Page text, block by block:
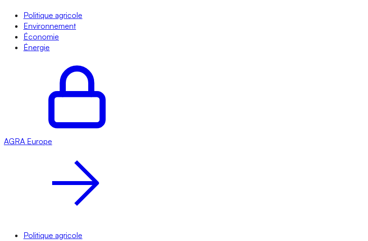
Politique agricole
Environnement
Économie
Énergie
AGRA Europe
Politique agricole